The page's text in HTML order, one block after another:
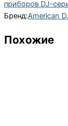
приборов DJ-
Бренд:American
Похожие